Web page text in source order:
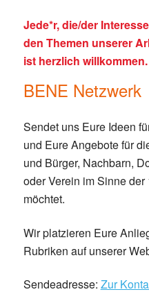
Jede*r, die/der
den Themen unserer
ist herzlich willkommen.
BENE Netzwerk
Sendet uns Eure Ideen
und Eure Angebote für
und Bürger, Nachbarn,
oder Verein im Sinne
möchtet.
Wir platzieren Eure
Rubriken auf unserer
Sendeadresse: Zur